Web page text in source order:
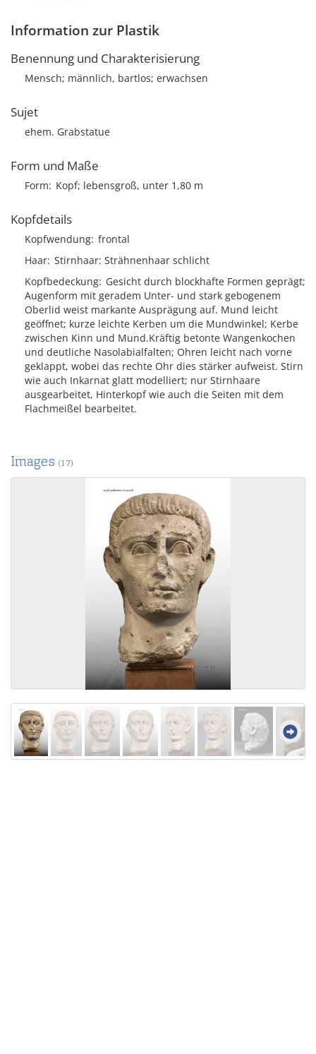
Information zur Plastik
Benennung und Charakterisierung
Mensch; männlich, bartlos; erwachsen
Sujet
ehem. Grabstatue
Form und Maße
Form Kopf; lebensgroß, unter 1,80 m
Kopfdetails
Kopfwendung frontal
Haar Stirnhaar Strähnenhaar schlicht
Kopfbedeckung Gesicht durch blockhafte Formen geprägt;
Augenform mit geradem Unter- und stark gebogenem
Oberlid weist markante Ausprägung auf. Mund leicht
geöffnet; kurze leichte Kerben um die Mundwinkel; Kerbe
zwischen Kinn und Mund.Kräftig betonte Wangenkochen
und deutliche Nasolabialfalten; Ohren leicht nach vorne
geklappt, wobei das rechte Ohr dies stärker aufweist. Stirn
wie auch Inkarnat glatt modelliert; nur Stirnhaare
ausgearbeitet, Hinterkopf wie auch die Seiten mit dem
Flachmeißel bearbeitet.
Images (17)